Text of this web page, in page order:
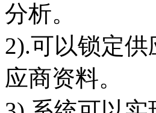
分析。
2).可以锁定
应商资料。